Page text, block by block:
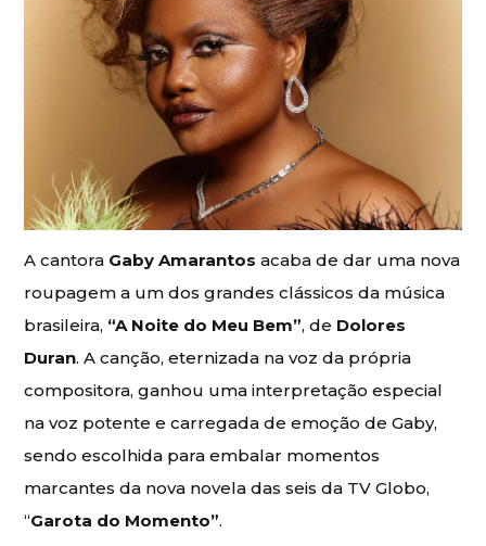
A cantora Gaby Amarantos acaba de dar uma nova
roupagem a um dos grandes clássicos da música
brasileira, “A Noite do Meu Bem”, de Dolores
Duran. A canção, eternizada na voz da própria
compositora, ganhou uma interpretação especial
na voz potente e carregada de emoção de Gaby,
sendo escolhida para embalar momentos
marcantes da nova novela das seis da TV Globo,
“Garota do Momento”.